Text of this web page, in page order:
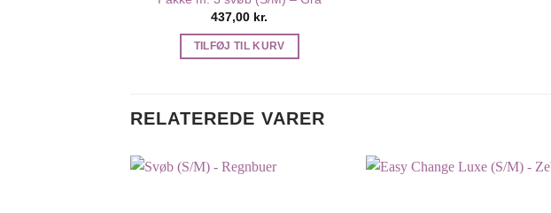
437,00 kr.
TILFØJ TIL KURV
RELATEREDE VARER